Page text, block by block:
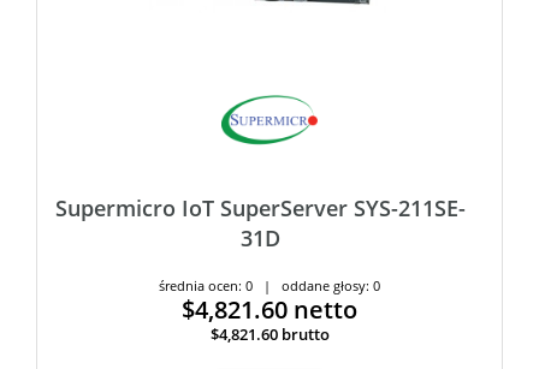
Supermicro IoT SuperServer SYS-211SE-
31D
średnia ocen: 0 | oddane głosy: 0
$4,821.60 netto
$4,821.60 brutto